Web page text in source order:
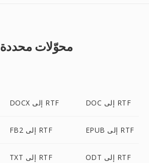
محوّلات محددة
DOCX إلى RTF DOC إلى RTF
FB2 إلى RTF EPUB إلى RTF
TXT إلى RTF ODT إلى RTF